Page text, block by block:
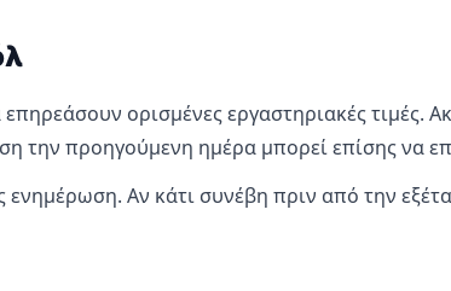
ορισμένες εργαστηριακές τιμές.
την προηγούμενη ημέρα μπορεί επίσης να
ενημέρωση. Αν κάτι συνέβη πριν από την